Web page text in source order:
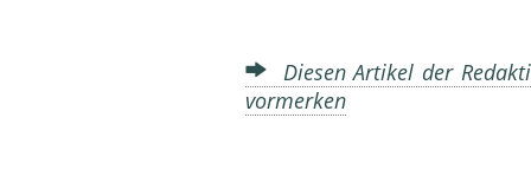
Diesen Artikel der
vormerken